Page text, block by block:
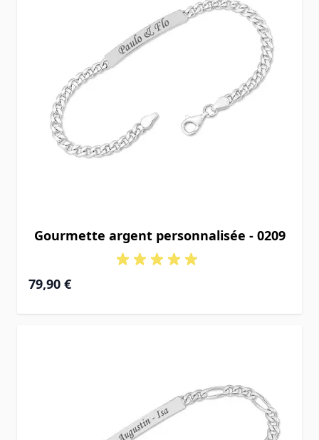
Gourmette argent personnalisée - 0209
À partir de
79,90 €